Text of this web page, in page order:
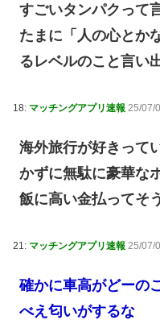
すごいタンパクって
たまに「人の心とか
るレベルのこと言い
18: マッチングアプリ速報 25/07/
海外旅行が好きって
かずに無駄に豪華な
飯に高い金払ってそう
21: マッチングアプリ速報 25/07/
確かに車高がどーの
べえ匂いがするな